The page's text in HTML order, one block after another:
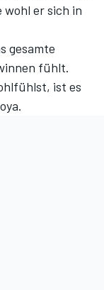
wohl er sich in
gesamte
fühlt.
ist es